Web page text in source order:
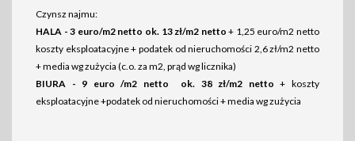
Czynsz najmu:
HALA - 3 euro/m2 netto ok. 13 zł/m2 netto+ 1,25 euro/m2 netto
koszty eksploatacyjne + podatek od nieruchomości 2,6 zł/m2 netto
+ media wg zużycia (c.o. za m2, prąd wg licznika)
BIURA - 9 euro /m2 netto ok. 38 zł/m2 netto + koszty
eksploatacyjne +podatek od nieruchomości + media wg zużycia